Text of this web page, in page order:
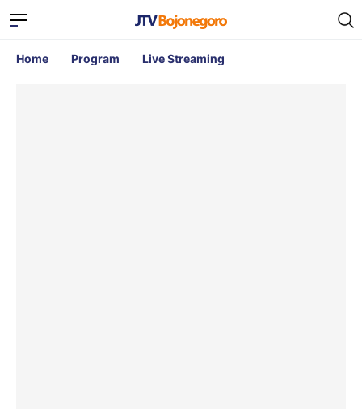
Home Program Live Streaming